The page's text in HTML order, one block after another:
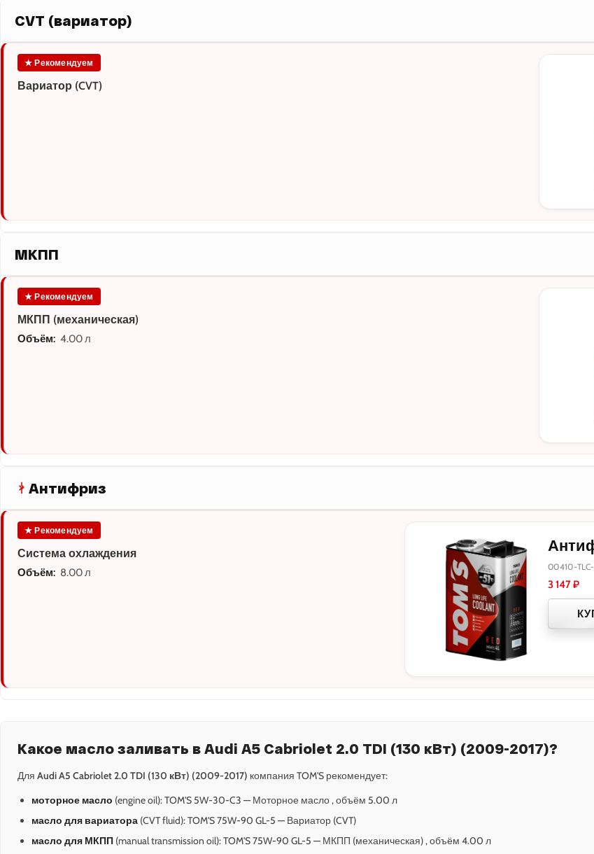
CVT (вариатор)
★ Рекомендуем
Вариатор (CVT)
МКПП
★ Рекомендуем
МКПП (механическая)
Объём: 4.00 л
Антифриз
★ Рекомендуем
Система охлаждения
Объём: 8.00 л 00410-
3 147₽
Какое масло заливать в Audi A5 Cabriolet 2.0 TDI (130 кВт) (2009-2017)?
Для Audi A5 Cabriolet 2.0 TDI (130 кВт) (2009-2017) компания TOM'S рекомендует:
моторное масло (engine oil): TOM'S 5W-30-C3 — Моторное масло , объём 5.00 л
масло для вариатора (CVT fluid): TOM'S 75W-90 GL-5 — Вариатор (CVT)
масло для МКПП (manual transmission oil): TOM'S 75W-90 GL-5 — МКПП (механическая) , объём 4.00 л